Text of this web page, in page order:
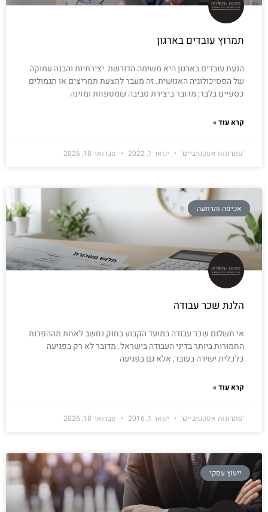
תמרוץ עובדים בארגון
הנעת עובדים בארגון היא משימה הדורשת יצירתיות והבנה עמוקה
של הפסיכולוגיה האנושית. זה מעבר להצעת תמריצים או תגמולים
כספיים בלבד; מדובר ביצירת סביבה שמטפחת ומזינה
קרא עוד »
'פתרונות אפקטיביים' ינואר 1, 2022 פברואר 18, 2026
אכיפה והרתעה
הלנת שכר עבודה
אי תשלום שכר עבודה במועד הקבוע בחוק נחשב לאחת מההפרות
החמורות ביותר בדיני העבודה בישראל. מדובר לא רק בפגיעה
כלכלית ישירה בעובד, אלא גם בפגיעה
קרא עוד »
'פתרונות אפקטיביים' ינואר 1, 2016 פברואר 18, 2026
ייעוץ עסקי